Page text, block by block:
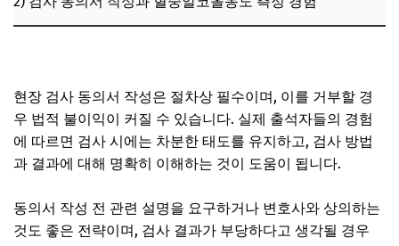
현장 검사 동의서 작성은 절차상 필수이며, 이를 거부할 경
우 법적 불이익이 커질 수 있습니다. 실제 출석자들의 경험
에 따르면 검사 시에는 차분한 태도를 유지하고, 검사 방법
과 결과에 대해 명확히 이해하는 것이 도움이 됩니다.
동의서 작성 전 관련 설명을 요구하거나 변호사와 상의하는
것도 좋은 전략이며, 검사 결과가 부당하다고 생각될 경우